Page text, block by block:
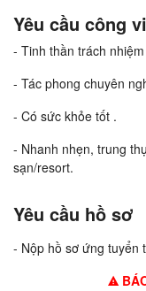
Yêu cầu công
- Tinh thần trách
- Tác phong chuyên
- Có sức khỏe tốt .
- Nhanh nhẹn, trung
sạn/resort.
Yêu cầu hồ sơ
- Nộp hồ sơ ứng tuyển